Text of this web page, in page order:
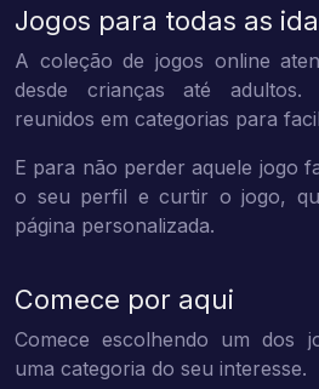
Jogos para todas as
A coleção de jogos online
desde crianças até adultos.
reunidos em categorias para
E para não perder aquele jogo
o seu perfil e curtir o jogo,
página personalizada.
Comece por aqui
Comece escolhendo um dos
uma categoria do seu interesse.